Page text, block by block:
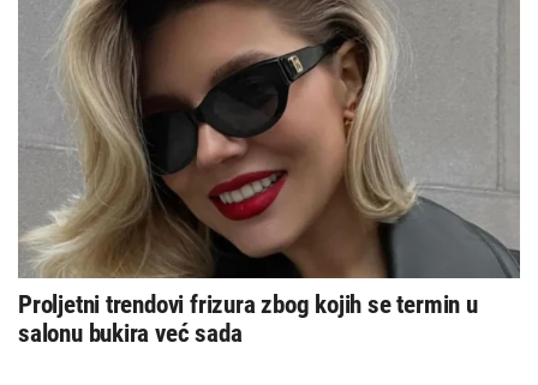
Proljetni trendovi frizura zbog kojih se termin u
salonu bukira već sada